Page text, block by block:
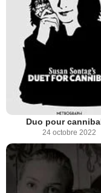
Duo pour
24 octobre 2022